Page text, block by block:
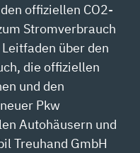
offiziellen CO2-
Stromverbrauch
über den
die offiziellen
und den
Pkw
Autohäusern und
Treuhand GmbH